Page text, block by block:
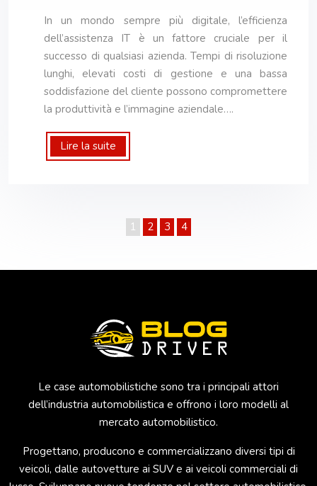
In un mondo sempre più digitale, l’efficienza
dell’assistenza IT è un fattore cruciale per il
successo di qualsiasi azienda. Tempi di risoluzione
lunghi, elevati costi di gestione e una bassa
soddisfazione del cliente possono compromettere
la produttività e l’immagine aziendale….
Lire la suite
1 2 3 4
Le case automobilistiche sono tra i principali attori
dell’industria automobilistica e offrono i loro modelli al
mercato automobilistico.
Progettano, producono e commercializzano diversi tipi di
veicoli, dalle autovetture ai SUV e ai veicoli commerciali di